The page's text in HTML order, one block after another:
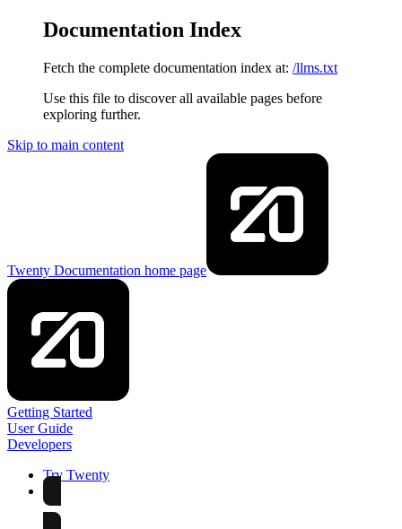
Documentation Index
Fetch the complete documentation index at: /llms.txt
Use this file to discover all available pages before
exploring further.
Skip to main content
Twenty Documentation home page
Getting Started
User Guide
Developers
Try Twenty
Try Twenty